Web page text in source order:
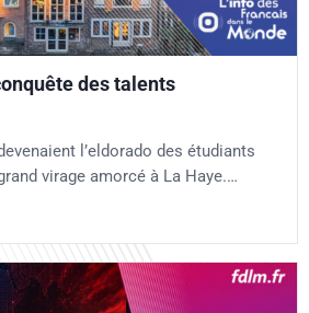
des talents
l’eldorado des étudiants
virage amorcé à La Haye.…